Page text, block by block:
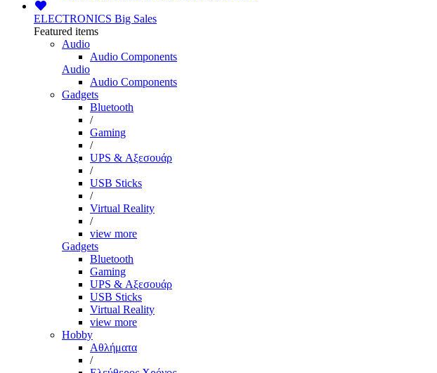
ELECTRONICS Big Sales
Featured items
Audio
Audio Components
Audio
Audio Components
Gadgets
Bluetooth
/
Gaming
/
UPS & Αξεσουάρ
/
USB Sticks
/
Virtual Reality
/
view more
Gadgets
Bluetooth
Gaming
UPS & Αξεσουάρ
USB Sticks
Virtual Reality
view more
Hobby
Αθλήματα
/